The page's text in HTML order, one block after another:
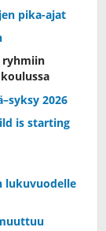
pika-ajat
2026
is starting
lukuvuodelle